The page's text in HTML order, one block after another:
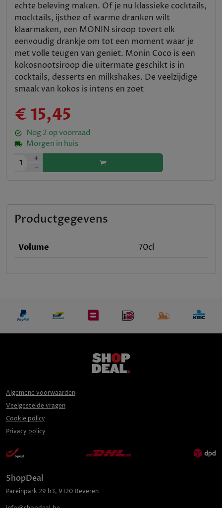
echte beleving maken. Of je nu klassieke cocktails,
mocktails, ijsthee of warme dranken wilt
klaarmaken, een MONIN siroop tovert elk
eenvoudig drankje om tot een moment waar je
met volle teugen van geniet. Monin Coco is een
kokosnootsiroop die uitermate geschikt is in
cocktails, desserts en milkshakes. De veelzijdige
smaak van kokos is intens en zoet
€ 15,45
Nog2 op voorraad
Morgen in huis
1
+
-
Productgegevens
Volume 70cl
ShopDeal
Pareinpark 29 b3, 9120 Beveren
Algemene voorwaarden
Veelgestelde vragen
Cookie policy
Privacy policy